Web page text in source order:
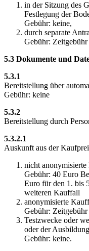
in der Sitzung des
Festlegung der
Gebühr: keine,
durch separate
Gebühr:
5.3 Dokumente und
5.3.1
Bereitstellung über
Gebühr: keine
5.3.2
Bereitstellung durch
5.3.2.1
Auskunft aus der
nicht
Gebühr: 40 Euro
Euro für den 1. bis
weiteren Kauffall
anonymisierte
Gebühr:
Testzwecke oder
oder der
Gebühr: keine.